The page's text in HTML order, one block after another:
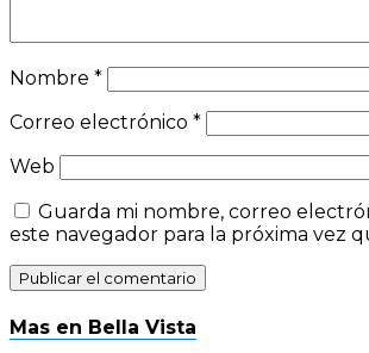
Nombre *
Correo electrónico *
Web
Guarda mi nombre, correo
este navegador para la próxima vez
Mas en Bella Vista